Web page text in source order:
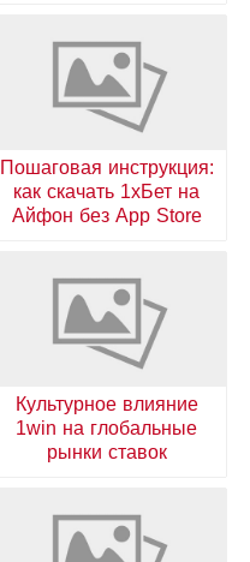
Пошаговая инструкция:
как скачать 1хБет на
Айфон без App Store
Культурное влияние
1win на глобальные
рынки ставок